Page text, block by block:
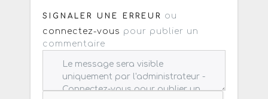
SIGNALER UNE ERREUR
ou
connectez-vous pour publier un
commentaire